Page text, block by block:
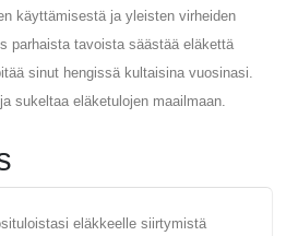
käyttämisestä ja yleisten virheiden
parhaista tavoista säästää eläkettä
sinut hengissä kultaisina vuosinasi.
sukeltaa eläketulojen maailmaan.
eläkkeelle siirtymistä